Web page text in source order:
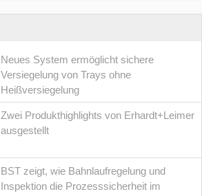
Neues System ermöglicht sichere
Versiegelung von Trays ohne
Heißversiegelung
Zwei Produkthighlights von Erhardt+Leimer
ausgestellt
BST zeigt, wie Bahnlaufregelung und
Inspektion die Prozesssicherheit im